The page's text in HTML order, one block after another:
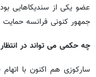
جمهور کنونی فرانسه
چه حکمی می تواند در